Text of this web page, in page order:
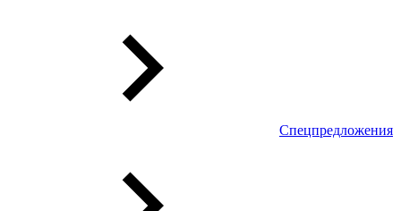
Спецпредложения